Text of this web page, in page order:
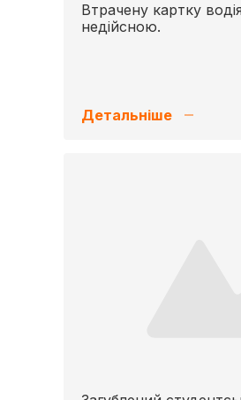
Втрачену картку
недійсною.
Детальніше